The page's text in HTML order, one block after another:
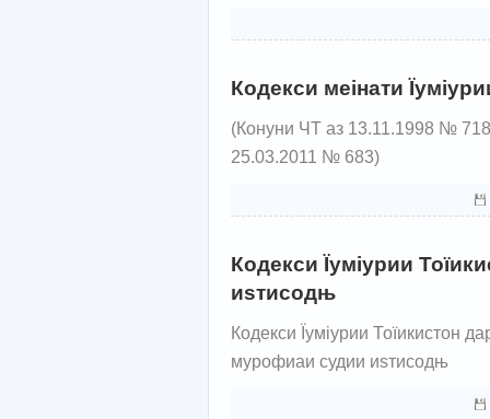
Кодекси меінати
(Конуни ЧТ аз 13.11.1998 №
25.03.2011 № 683)
Кодекси Їуміурии
иѕтисодњ
Кодекси Їуміурии Тоїикистон
мурофиаи судии иѕтисодњ